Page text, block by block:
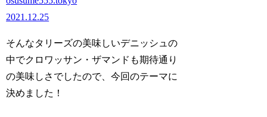
2021.12.25
そんなタリーズの美味しいデニッシュの
中でクロワッサン・ザマンドも期待通り
の美味しさでしたので、今回のテーマに
決めました！